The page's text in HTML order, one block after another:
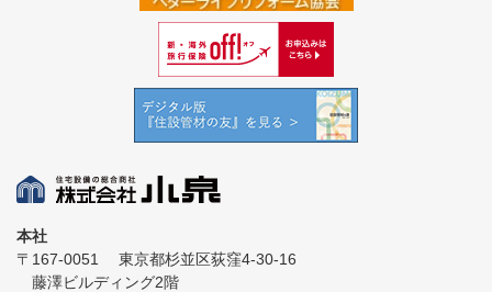
本社
〒167-0051
東京都杉並区荻窪4-30-16
藤澤ビルディング2階